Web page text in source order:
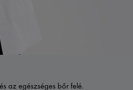
az egészséges bőr felé.